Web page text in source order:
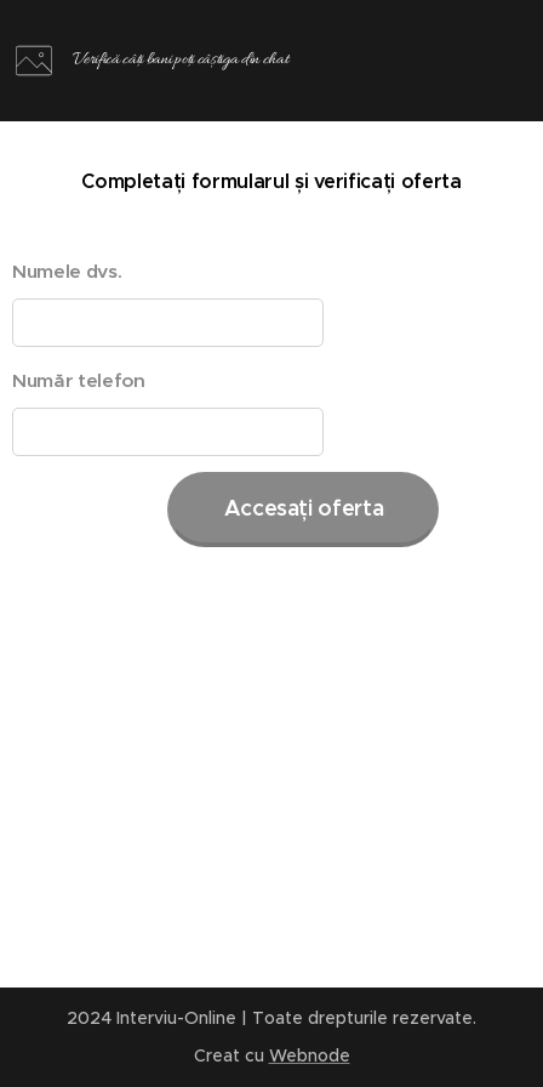
Verifică câți bani poți câștiga din chat
Completați formularul și verificați oferta
Numele dvs.
Număr telefon
Accesați oferta
2024 Interviu-Online | Toate drepturile rezervate.
Creat cu Webnode